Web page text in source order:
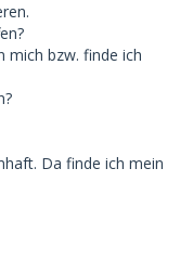
mich bzw. finde ich
Da finde ich mein